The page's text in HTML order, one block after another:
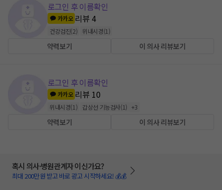
로그인 후 이름확인
카카오 리뷰4
건강검진(2) 위내시경(1 )
약력보기 이 의사 리뷰보기
로그인 후 이름확인
카카오 리뷰 10
위내시경(1 ) 갑상선 기능검사(1) +3
약력보기 이 의사 리뷰보기
혹시 의사·병원관계자 이신가요?
최대 200만원 받고 바로 광고 시작하세요! 💰💰